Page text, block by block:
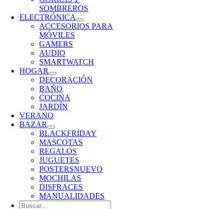
SOMBREROS
ELECTRÓNICA
ACCESORIOS PARA
MÓVILES
GAMERS
AUDIO
SMARTWATCH
HOGAR
DECORACIÓN
BAÑO
COCINA
JARDÍN
VERANO
BAZAR
BLACKFRIDAY
MASCOTAS
REGALOS
JUGUETES
POSTERSNUEVO
MOCHILAS
DISFRACES
MANUALIDADES
Buscar: